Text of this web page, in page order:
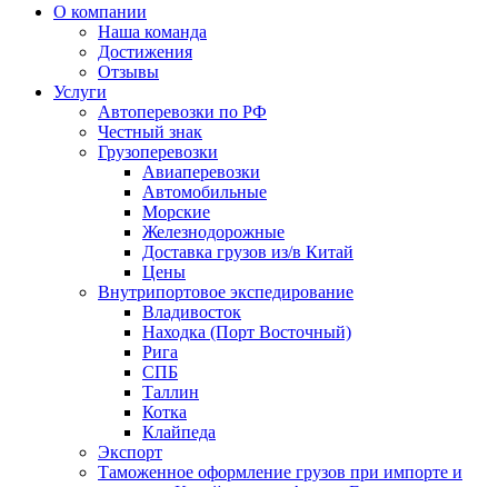
О компании
Наша команда
Достижения
Отзывы
Услуги
Автоперевозки по РФ
Честный знак
Грузоперевозки
Авиаперевозки
Автомобильные
Морские
Железнодорожные
Доставка грузов из/в Китай
Цены
Внутрипортовое экспедирование
Владивосток
Находка (Порт Восточный)
Рига
СПБ
Таллин
Котка
Клайпеда
Экспорт
Таможенное оформление грузов при импорте и